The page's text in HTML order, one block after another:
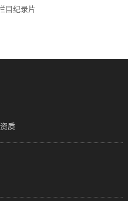
目纪录片
质